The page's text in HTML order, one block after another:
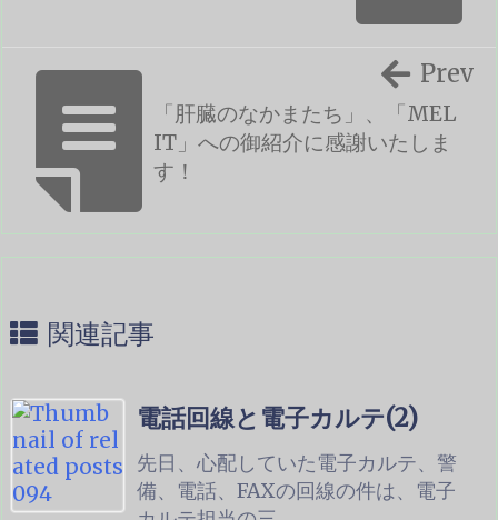
「肝臓のなかまたち」、「MEL
IT」への御紹介に感謝いたしま
す！
Prev
関連記事
電話回線と電子カルテ(2)
先日、心配していた電子カルテ、警
備、電話、FAXの回線の件は、電子